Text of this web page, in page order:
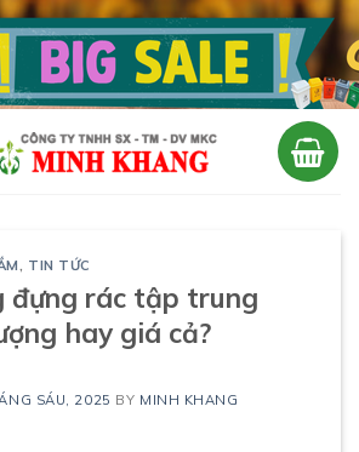
, TIN TỨC
đựng rác tập trung
hay giá cả?
SÁU, 2025 BY MINH KHANG